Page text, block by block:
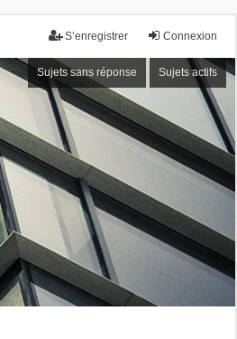
Connexion
S’enregistrer
Sujets sans réponse Sujets actifs